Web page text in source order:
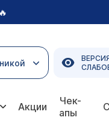
🔥
Акции
Чек-
апы